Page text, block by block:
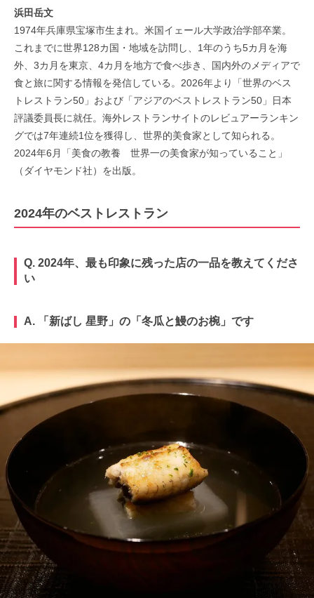
浜田岳文
1974年兵庫県宝塚市生まれ。米国イェール大学政治学部卒業。
これまでに世界128カ国・地域を訪問し、1年のうち5カ月を海
外、3カ月を東京、4カ月を地方で食べ歩き、国内外のメディアで
食と旅に関する情報を発信している。2026年より「世界のベス
トレストラン50」および「アジアのベストレストラン50」日本
評議委員長に就任。海外レストランサイトのレビュアーランキン
グでは7年連続1位を獲得し、世界的美食家として知られる。
2024年6月「美食の教養 世界一の美食家が知っていること」
（ダイヤモンド社）を出版。
2024年のベストレストラン
Q. 2024年、最も印象に残った店の一品を教えてくださ
い
A. 「新ばし 星野」の「冬瓜と鰻のお椀」です